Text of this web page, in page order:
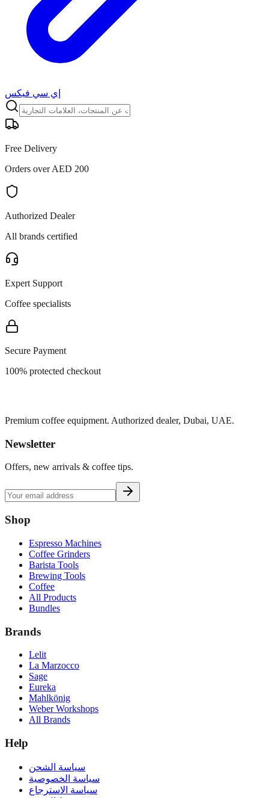
إي سي فيكس
Free Delivery
Orders over AED 200
Authorized Dealer
All brands certified
Expert Support
Coffee specialists
Secure Payment
100% protected checkout
Premium coffee equipment. Authorized dealer, Dubai, UAE.
Newsletter
Offers, new arrivals & coffee tips.
Shop
Espresso Machines
Coffee Grinders
Barista Tools
Brewing Tools
Coffee
All Products
Bundles
Brands
Lelit
La Marzocco
Sage
Eureka
Mahlkönig
Weber Workshops
All Brands
Help
سياسة الشحن
سياسة الخصوصية
سياسة الاسترجاع